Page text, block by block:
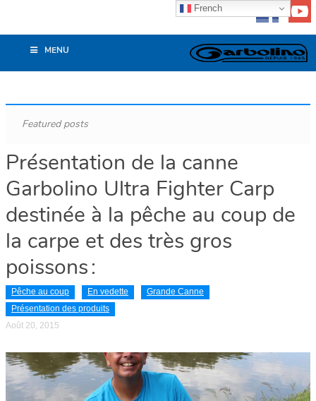
MENU
Featured posts
Présentation de la canne
Garbolino Ultra Fighter Carp
destinée à la pêche au coup de
la carpe et des très gros
poissons :
Pêche au coup En vedette
Grande Canne
Présentation des produits
Août 20, 2015
French